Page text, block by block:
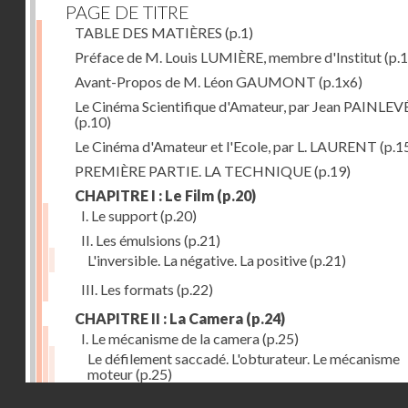
PAGE DE TITRE
TABLE DES MATIÈRES (p.1)
Préface de M. Louis LUMIÈRE, membre d'Institut
Avant-Propos de M. Léon GAUMONT (p.1x6)
Le Cinéma Scientifique d'Amateur, par Jean
(p.10)
Le Cinéma d'Amateur et l'Ecole, par L. LAURENT
PREMIÈRE PARTIE. LA TECHNIQUE(p.19)
CHAPITRE I : Le Film (p.20)
I. Le support(p.20)
II. Les émulsions (p.21)
L'inversible. La négative. La positive(p.21)
III. Les formats (p.22)
CHAPITRE II : La Camera (p.24)
I. Le mécanisme de la camera(p.25)
Le défilement saccadé. L'obturateur. Le mécanisme
moteur(p.25)